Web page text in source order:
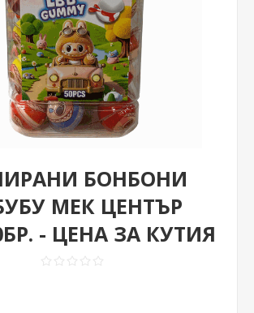
БОНБОНИ
МЕК ЦЕНТЪР
- ЦЕНА ЗА КУТИЯ